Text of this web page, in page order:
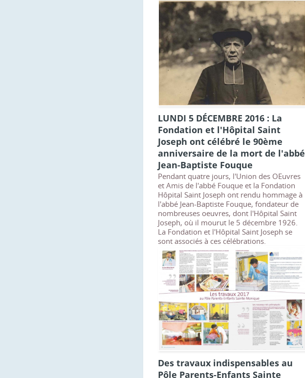
LUNDI 5 DÉCEMBRE 2016 : La
Fondation et l'Hôpital Saint
Joseph ont célébré le 90ème
anniversaire de la mort de l'abbé
Jean-Baptiste Fouque
Pendant quatre jours, l'Union des OEuvres
et Amis de l'abbé Fouque et la Fondation
Hôpital Saint Joseph ont rendu hommage à
l'abbé Jean-Baptiste Fouque, fondateur de
nombreuses oeuvres, dont l'Hôpital Saint
Joseph, où il mourut le 5 décembre 1926.
La Fondation et l'Hôpital Saint Joseph se
sont associés à ces célébrations.
Des travaux indispensables au
Pôle Parents-Enfants Sainte